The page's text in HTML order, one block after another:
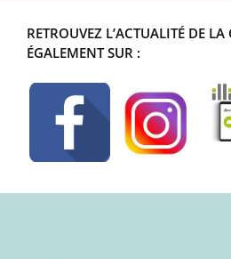
RETROUVEZ L’ACTUALITÉ DE
ÉGALEMENT SUR :